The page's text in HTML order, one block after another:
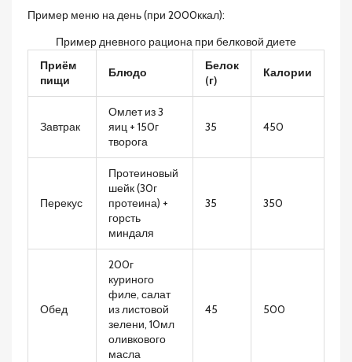
Пример меню на день (при 2000ккал):
Пример дневного рациона при белковой диете
Приём
пищи
Блюдо
Белок
(г)
Калории
Завтрак
Омлет из 3
яиц + 150г
творога
35 450
Перекус
Протеиновый
шейк (30г
протеина) +
горсть
миндаля
35 350
Обед
200г
куриного
филе, салат
из листовой
зелени, 10мл
оливкового
масла
45 500